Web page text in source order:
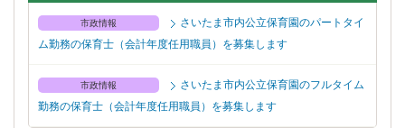
市政情報
さいたま市内公立保育園のパートタイ
ム勤務の保育士（会計年度任用職員）を募集します
市政情報
さいたま市内公立保育園のフルタイム
勤務の保育士（会計年度任用職員）を募集します